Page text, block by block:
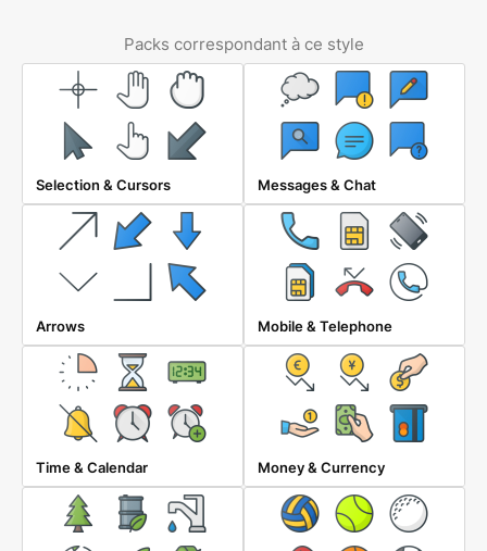
Packs correspondant à ce style
Selection & Cursors Messages & Chat
Arrows Mobile & Telephone
Time & Calendar Money & Currency